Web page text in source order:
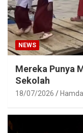
NEWS
Mereka Punya
Sekolah
18/07/2026